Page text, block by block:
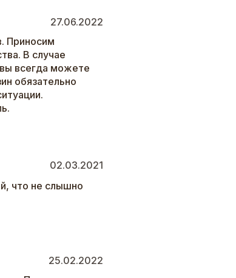
27.06.2022
Приносим
В случае
всегда можете
обязательно
02.03.2021
что не слышно
25.02.2022